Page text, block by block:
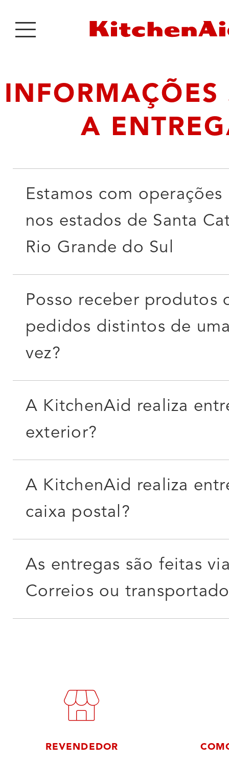
INFORMAÇÕES
A
Estamos com operações
nos estados de Santa
Rio Grande do Sul
Posso receber produtos
pedidos distintos de
vez?
A KitchenAid realiza
exterior?
A KitchenAid realiza
caixa postal?
As entregas são feitas
Correios ou
REVENDEDOR